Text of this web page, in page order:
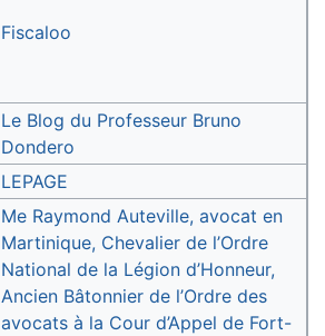
Fiscaloo
Le Blog du Professeur Bruno
Dondero
LEPAGE
Me Raymond Auteville, avocat en
Martinique, Chevalier de l’Ordre
National de la Légion d’Honneur,
Ancien Bâtonnier de l’Ordre des
avocats à la Cour d’Appel de Fort-